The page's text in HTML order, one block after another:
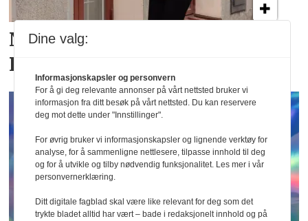
Nytt merke hos Moxtex:
Residus
Dine valg:
Informasjonskapsler og personvern
For å gi deg relevante annonser på vårt nettsted bruker vi
informasjon fra ditt besøk på vårt nettsted. Du kan reservere
deg mot dette under "Innstillinger".
For øvrig bruker vi informasjonskapsler og lignende verktøy for
analyse, for å sammenligne nettlesere, tilpasse innhold til deg
og for å utvikle og tilby nødvendig funksjonalitet. Les mer i vår
personvernerklæring.
Ditt digitale fagblad skal være like relevant for deg som det
trykte bladet alltid har vært – bade i redaksjonelt innhold og på